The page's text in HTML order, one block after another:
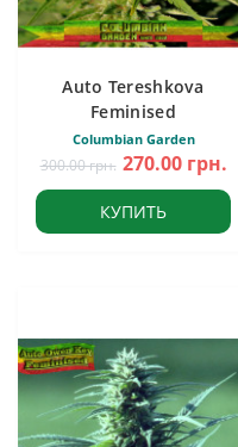
Auto Tereshkova
Feminised
Columbian Garden
300.00 грн. 270.00 грн.
КУПИТЬ